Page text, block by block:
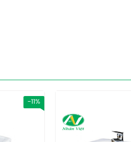
-11%